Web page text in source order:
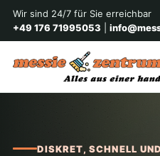
Wir sind 24/7 für Sie erreichbar
+49 176 71995053
DISKRET, SCHNELL